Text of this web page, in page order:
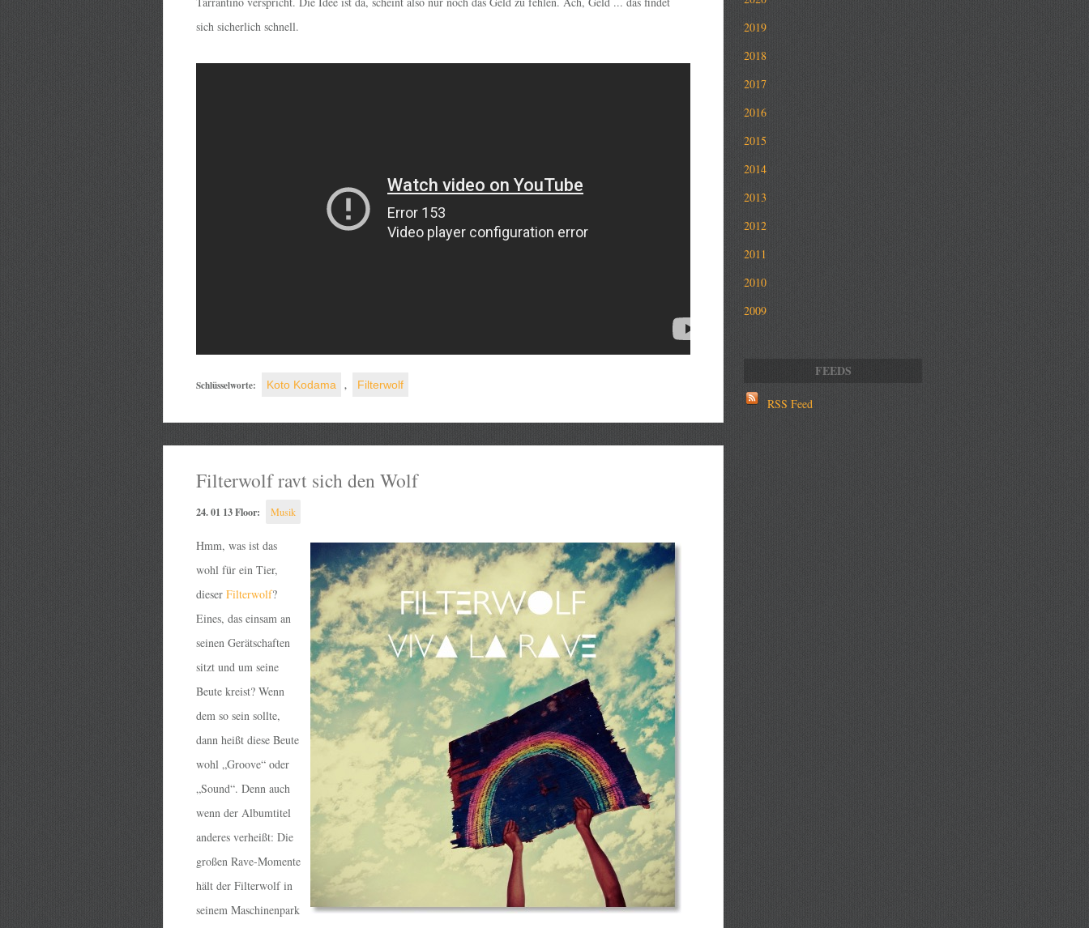
sich sicherlich schnell.
Schlüsselworte: Koto Kodama , Filterwolf
Filterwolf ravt sich den Wolf
24. 01 13 Floor: Musik
Hmm, was ist das
wohl für ein Tier,
dieser Filterwolf?
Eines, das einsam an
seinen Gerätschaften
sitzt und um seine
Beute kreist? Wenn
dem so sein sollte,
dann heißt diese Beute
wohl „Groove“ oder
„Sound“. Denn auch
wenn der Albumtitel
anderes verheißt: Die
großen Rave-Momente
hält der Filterwolf in
seinem Maschinenpark
2019
2018
2017
2016
2015
2014
2013
2012
2011
2010
2009
RSS Feed